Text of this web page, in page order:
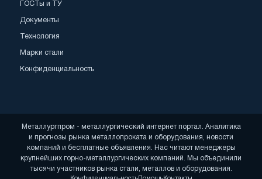
ГОСТы и ТУ
Документы
Технология
Марки стали
Конфиденциальность
Металлургпром - металлургический интернет портал. Аналитика
и прогнозы рынка металлопроката и оборудования, новости
компаний и бесплатные объявления. Нас читают менеджеры
крупнейших горно-металлургических компаний. Мы объединили
тысячи участников рынка стали, металлов и оборудования.